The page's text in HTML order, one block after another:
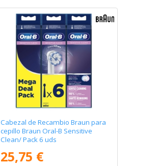
Cabezal de Recambio Braun para
cepillo Braun Oral-B Sensitive
Clean/ Pack 6 uds
25,75 €